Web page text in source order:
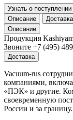
Узнать о поступлении
Описание
Доставка
Описание
Продукция
Звоните +7 (495)
Доставка
Vacuum-rus
компаниями,
«ПЭК» и другие.
своевременную
России и за границу.